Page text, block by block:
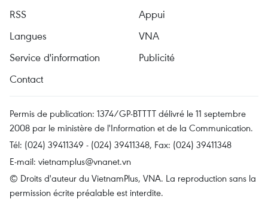
RSS
Appui
Langues
VNA
Service d'information
Publicité
Contact
Permis de publication: 1374/GP-BTTTT délivré le 11 septembre
2008 par le ministère de l'Information et de la Communication.
Tél: (024) 39411349 - (024) 39411348, Fax: (024) 39411348
E-mail: vietnamplus@vnanet.vn
© Droits d'auteur du VietnamPlus, VNA. La reproduction sans la
permission écrite préalable est interdite.